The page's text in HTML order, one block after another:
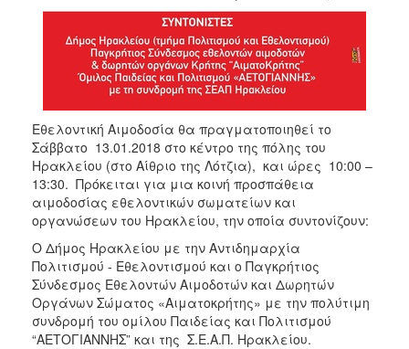
Εθελοντική Αιμοδοσία θα πραγματοποιηθεί το
Σάββατο 13.01.2018 στο κέντρο της πόλης του
Ηρακλείου (στο Αίθριο της Λότζια), και ώρες 10:00 –
13:30. Πρόκειται για μια κοινή προσπάθεια
αιμοδοσίας εθελοντικών σωματείων και
οργανώσεων του Ηρακλείου, την οποία συντονίζουν:
O Δήμος Ηρακλείου με την Αντιδημαρχία
Πολιτισμού - Εθελοντισμού και ο Παγκρήτιος
Σύνδεσμος Εθελοντών Αιμοδοτών και Δωρητών
Οργάνων Σώματος «Αιματοκρήτης» με την πολύτιμη
συνδρομή του ομίλου Παιδείας και Πολιτισμού
“ΑΕΤΟΓΙΑΝΝΗΣ” και της Σ.Ε.Α.Π. Ηρακλείου.